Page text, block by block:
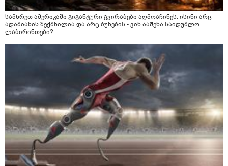
სამხრეთ ამერიკაში გიგანტური გვირაბები აღმოაჩინეს: ისინი არც
ადამიანის შექმნილია და არც ბუნების - ვინ ააშენა საიდუმლო
ლაბირინთები?